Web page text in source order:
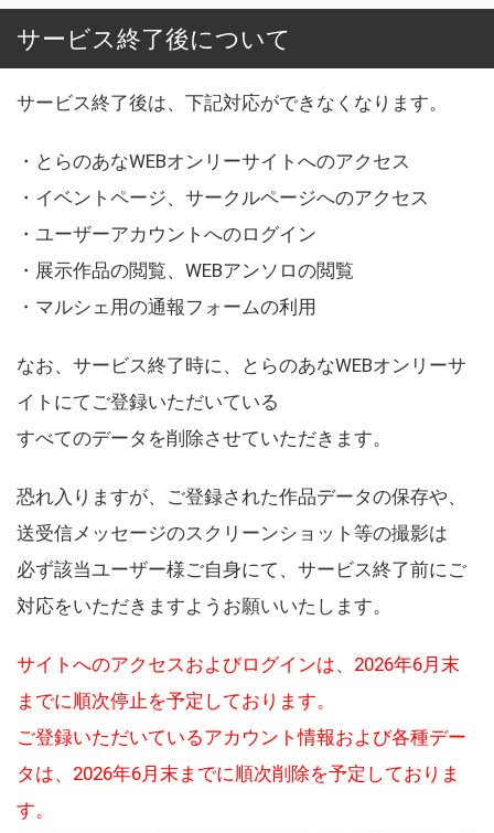
サービス終了後について
サービス終了後は、下記対応ができなくなります。
・とらのあなWEBオンリーサイトへのアクセス
・イベントページ、サークルページへのアクセス
・ユーザーアカウントへのログイン
・展示作品の閲覧、WEBアンソロの閲覧
・マルシェ用の通報フォームの利用
なお、サービス終了時に、とらのあなWEBオンリーサ
イトにてご登録いただいている
すべてのデータを削除させていただきます。
恐れ入りますが、ご登録された作品データの保存や、
送受信メッセージのスクリーンショット等の撮影は
必ず該当ユーザー様ご自身にて、サービス終了前にご
対応をいただきますようお願いいたします。
サイトへのアクセスおよびログインは、2026年6月末
までに順次停止を予定しております。
ご登録いただいているアカウント情報および各種デー
タは、2026年6月末までに順次削除を予定しておりま
す。